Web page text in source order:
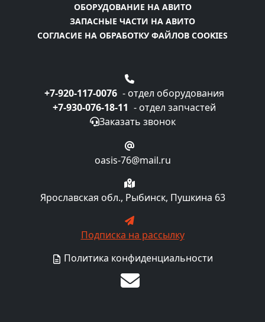
ОБОРУДОВАНИЕ НА АВИТО
ЗАПАСНЫЕ ЧАСТИ НА АВИТО
СОГЛАСИЕ НА ОБРАБОТКУ ФАЙЛОВ COOKIES
+7-920-117-0076 - отдел оборудования
+7-930-076-18-11 - отдел запчастей
Заказать звонок
oasis-76@mail.ru
Ярославская обл., Рыбинск, Пушкина 63
Подписка на рассылку
Политика конфиденциальности